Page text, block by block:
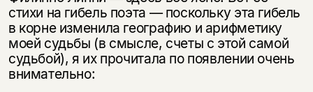
стихи на гибель поэта — по­скольку эта гибель
в корне изменила географию и арифметику
моей судьбы (в смысле, счеты с этой самой
судьбой), я их прочитала по появлении очень
внимательно: